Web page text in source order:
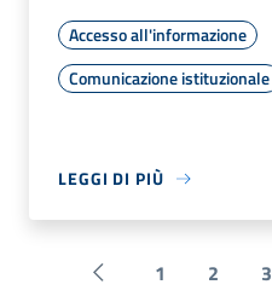
Accesso all'informazione
Comunicazione istituzionale
LEGGI DI PIÙ
Pagina precedente
1 2 3